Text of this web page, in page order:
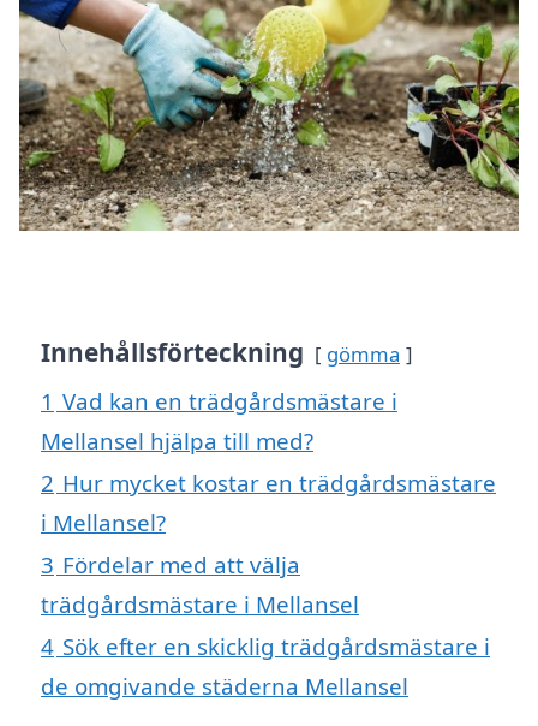
Innehållsförteckning gömma
1 Vad kan en trädgårdsmästare i
Mellansel hjälpa till med?
2 Hur mycket kostar en trädgårdsmästare
i Mellansel?
3 Fördelar med att välja
trädgårdsmästare i Mellansel
4 Sök efter en skicklig trädgårdsmästare i
de omgivande städerna Mellansel